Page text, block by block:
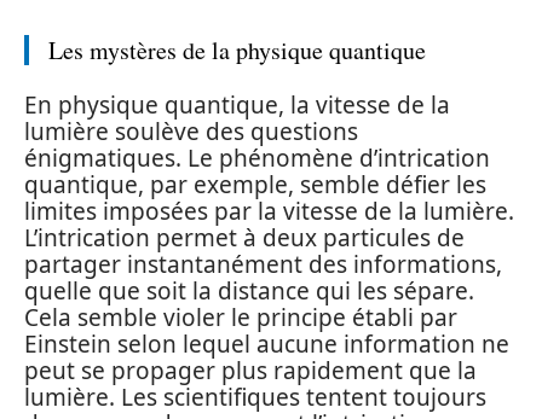
Les mystères de la physique quantique
En physique quantique, la vitesse de la
lumière soulève des questions
énigmatiques. Le phénomène d’intrication
quantique, par exemple, semble défier les
limites imposées par la vitesse de la lumière.
L’intrication permet à deux particules de
partager instantanément des informations,
quelle que soit la distance qui les sépare.
Cela semble violer le principe établi par
Einstein selon lequel aucune information ne
peut se propager plus rapidement que la
lumière. Les scientifiques tentent toujours